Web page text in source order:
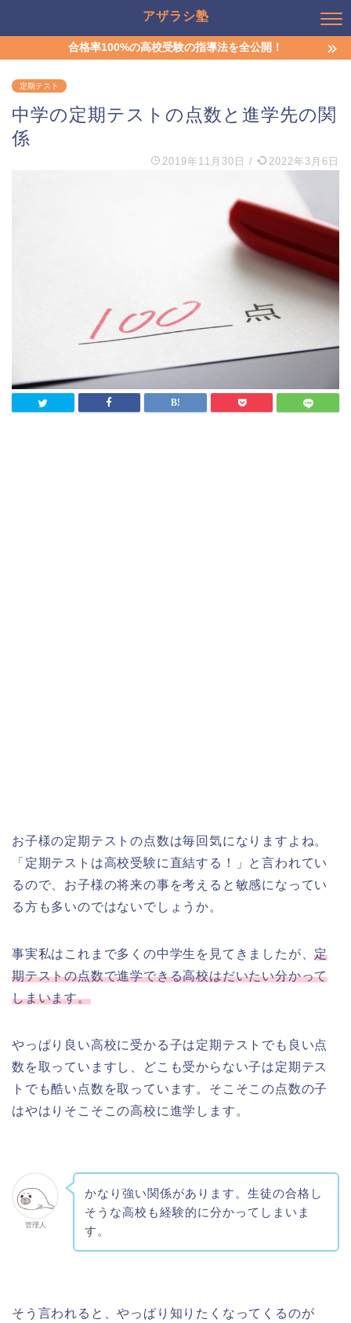
アザラシ塾
合格率100%の高校受験の指導法を全公開！
定期テスト
中学の定期テストの点数と進学先の関
係
2019年11月30日 / 2022年3月6日
お子様の定期テストの点数は毎回気になりますよね。
「定期テストは高校受験に直結する！」と言われてい
るので、お子様の将来の事を考えると敏感になってい
る方も多いのではないでしょうか。
事実私はこれまで多くの中学生を見てきましたが、定
期テストの点数で進学できる高校はだいたい分かって
しまいます。
やっぱり良い高校に受かる子は定期テストでも良い点
数を取っていますし、どこも受からない子は定期テス
トでも酷い点数を取っています。そこそこの点数の子
はやはりそこそこの高校に進学します。
管理人
かなり強い関係があります。生徒の合格し
そうな高校も経験的に分かってしまいま
す。
そう言われると、やっぱり知りたくなってくるのが